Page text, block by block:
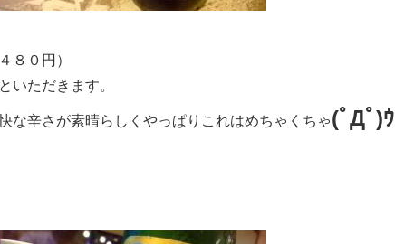
８０円）
いただきます。
な辛さが素晴らしくやっぱりこれはめちゃくちゃ(ﾟДﾟ)ｳ